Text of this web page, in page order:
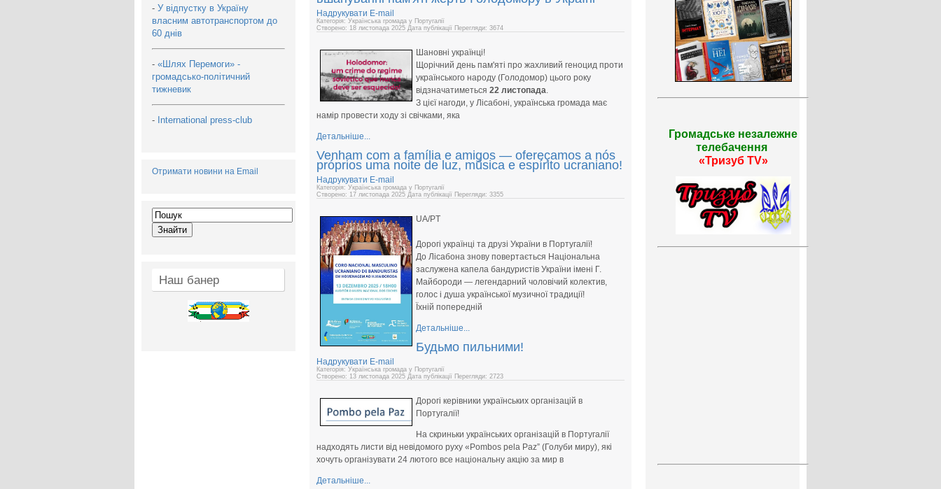
- У відпустку в Україну
власним автотранспортом до
60 днів
- «Шлях Перемоги» -
громадсько-політичний
тижневик
- International press-club
Отримати новини на Email
Наш банер
Надрукувати E-mail
Категорія: Українська громада у Португалії
Створено: 18 листопада 2025 Дата публікації Перегляди: 3674
Шановні українці!
Щорічний день пам'яті про жахливий геноцид проти
українського народу (Голодомор) цього року
відзначатиметься 22 листопада
З цієї нагоди, у Лісабоні, українська громада має
намір провести ходу зі свічками, яка
Детальніше...
Venham com a família e amigos — ofereçamos a nós
próprios uma noite de luz, música e espírito ucraniano!
Надрукувати E-mail
Категорія: Українська громада у Португалії
Створено: 17 листопада 2025 Дата публікації Перегляди: 3355
UA/PT
Дорогі українці та друзі України в Португалії!
До Лісабона знову повертається Національна
заслужена капела бандуристів України імені Г.
Майбороди — легендарний чоловічий колектив,
голос і душа української музичної традиції!
Їхній попередній
Детальніше...
Будьмо пильними!
Надрукувати E-mail
Категорія: Українська громада у Португалії
Створено: 13 листопада 2025 Дата публікації Перегляди: 2723
Дорогі керівники українських організацій в
Португалії!
На скриньки українських організацій в Португалії
надходять листи від невідомого руху «Pombos pela Paz” (Голуби миру), які
хочуть організувати 24 лютого все національну акцію за мир в
Детальніше...
Громадське незалежне
телебачення
«Тризуб TV»